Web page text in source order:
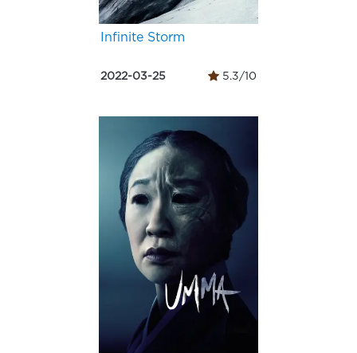
Infinite Storm
2022-03-25 5.3/10